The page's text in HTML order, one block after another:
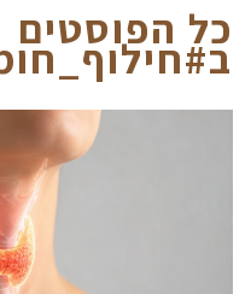
כל הפוסטים
ב